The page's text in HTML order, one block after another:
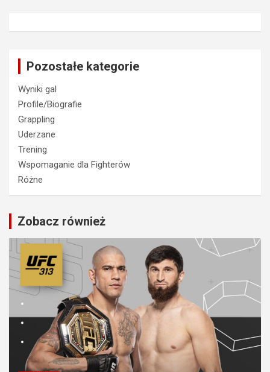
Pozostałe kategorie
Wyniki gal
Profile/Biografie
Grappling
Uderzane
Trening
Wspomaganie dla Fighterów
Różne
Zobacz również